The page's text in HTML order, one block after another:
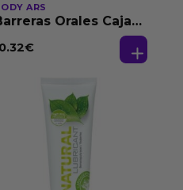
ARS
Orales Caja
€